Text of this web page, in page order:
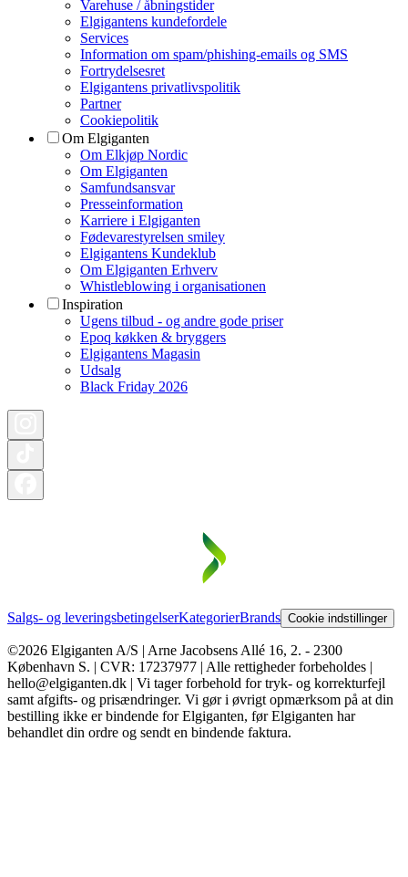
Varehuse / åbningstider
Elgigantens kundefordele
Services
Information om spam/phishing-emails og SMS
Fortrydelsesret
Elgigantens privatlivspolitik
Partner
Cookiepolitik
Om Elgiganten
Om Elkjøp Nordic
Om Elgiganten
Samfundsansvar
Presseinformation
Karriere i Elgiganten
Fødevarestyrelsen smiley
Elgigantens Kundeklub
Om Elgiganten Erhverv
Whistleblowing i organisationen
Inspiration
Ugens tilbud - og andre gode priser
Epoq køkken & bryggers
Elgigantens Magasin
Udsalg
Black Friday 2026
Salgs- og leveringsbetingelserKategorierBrands Cookie indstillinger
©2026 Elgiganten A/S | Arne Jacobsens Allé 16, 2. - 2300
København S. | CVR: 17237977 | Alle rettigheder forbeholdes |
hello@elgiganten.dk | Vi tager forbehold for tryk- og korrekturfejl
samt afgifts- og prisændringer. Vi gør i øvrigt opmærksom på at din
bestilling ikke er bindende for Elgiganten, før Elgiganten har
behandlet din ordre og sendt en bindende faktura.